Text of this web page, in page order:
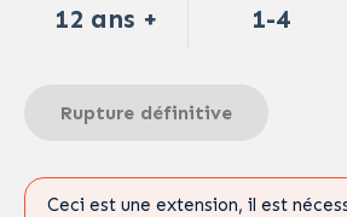
12 ans + 1-4
Rupture définitive
Ceci est une extension, il est